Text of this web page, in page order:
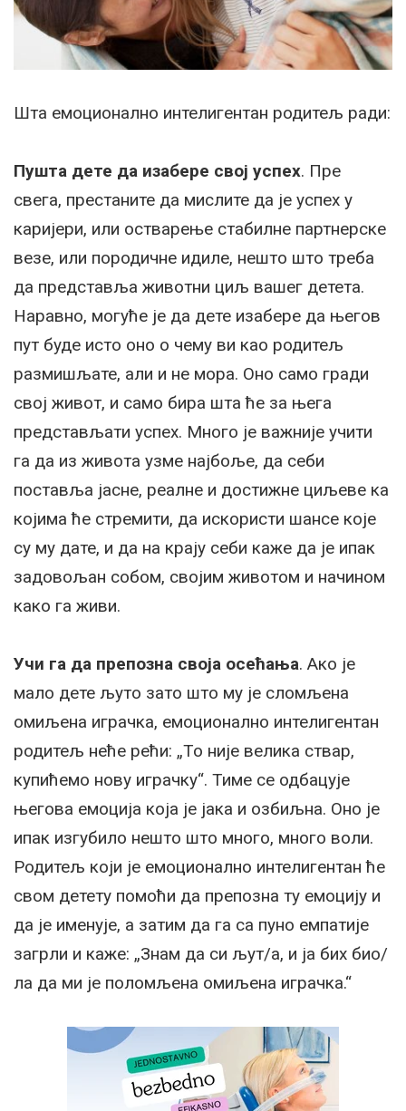
Шта емоционално интелигентан родитељ ради:
Пушта дете да изабере свој успех. Пре
свега, престаните да мислите да је успех у
каријери, или остварење стабилне партнерске
везе, или породичне идиле, нешто што треба
да представља животни циљ вашег детета.
Наравно, могуће је да дете изабере да његов
пут буде исто оно о чему ви као родитељ
размишљате, али и не мора. Оно само гради
свој живот, и само бира шта ће за њега
представљати успех. Много је важније учити
га да из живота узме најбоље, да себи
поставља јасне, реалне и достижне циљеве ка
којима ће стремити, да искористи шансе које
су му дате, и да на крају себи каже да је ипак
задовољан собом, својим животом и начином
како га живи.
Учи га да препозна своја осећања. Ако је
мало дете љуто зато што му је сломљена
омиљена играчка, емоционално интелигентан
родитељ неће рећи: „То није велика ствар,
купићемо нову играчку“. Тиме се одбацује
његова емоција која је јака и озбиљна. Оно је
ипак изгубило нешто што много, много воли.
Родитељ који је емоционално интелигентан ће
свом детету помоћи да препозна ту емоцију и
да је именује, а затим да га са пуно емпатије
загрли и каже: „Знам да си љут/а, и ја бих био/
ла да ми је поломљена омиљена играчка.“